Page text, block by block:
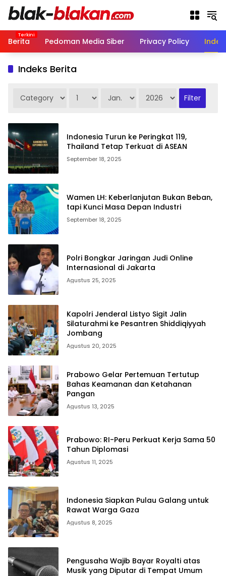
Langsung
Berita
Pedoman Media Siber Privacy Policy
Indeks Berita
Indonesia Turun ke Peringkat 119,
Thailand Tetap Terkuat di ASEAN
September 18, 2025
Wamen LH: Keberlanjutan Bukan Beban,
tapi Kunci Masa Depan Industri
September 18, 2025
Polri Bongkar Jaringan Judi Online
Internasional di Jakarta
Agustus 25, 2025
Kapolri Jenderal Listyo Sigit Jalin
Silaturahmi ke Pesantren Shiddiqiyyah
Jombang
Agustus 20, 2025
Prabowo Gelar Pertemuan Tertutup
Bahas Keamanan dan Ketahanan
Pangan
Agustus 13, 2025
Prabowo: RI-Peru Perkuat Kerja Sama 50
Tahun Diplomasi
Agustus 11, 2025
Indonesia Siapkan Pulau Galang untuk
Rawat Warga Gaza
Agustus 8, 2025
Pengusaha Wajib Bayar Royalti atas
Musik yang Diputar di Tempat Umum